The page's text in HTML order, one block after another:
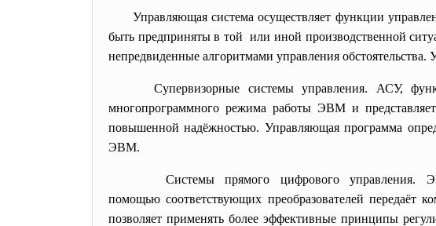
Управляющая система осуществляет функции
быть предприняты в той или иной производственной
непредвиденные алгоритмами управления
Супервизорные системы управления. АСУ,
многопрограммного режима работы ЭВМ и
повышенной надёжностью. Управляющая программа
ЭВМ.
Системы прямого цифрового
помощью соответствующих преобразователей
позволяет применять более эффективные принципы